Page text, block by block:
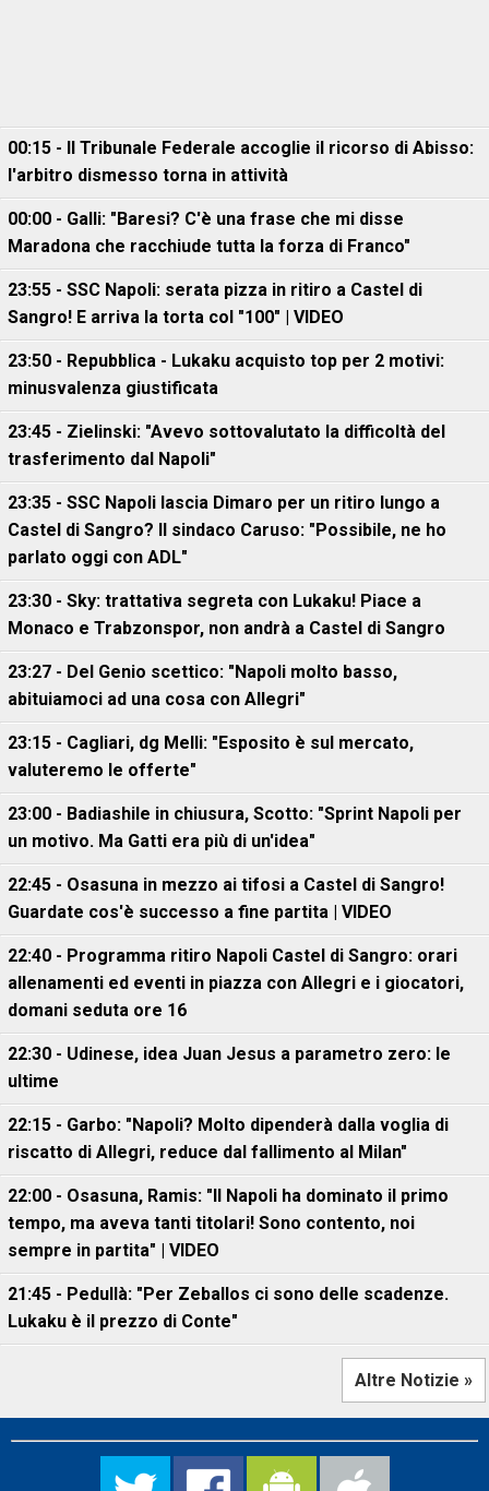
00:15 - Il Tribunale Federale accoglie il ricorso di Abisso:
l'arbitro dismesso torna in attività
00:00 - Galli: "Baresi? C'è una frase che mi disse
Maradona che racchiude tutta la forza di Franco"
23:55 - SSC Napoli: serata pizza in ritiro a Castel di
Sangro! E arriva la torta col "100" | VIDEO
23:50 - Repubblica - Lukaku acquisto top per 2 motivi:
minusvalenza giustificata
23:45 - Zielinski: "Avevo sottovalutato la difficoltà del
trasferimento dal Napoli"
23:35 - SSC Napoli lascia Dimaro per un ritiro lungo a
Castel di Sangro? Il sindaco Caruso: "Possibile, ne ho
parlato oggi con ADL"
23:30 - Sky: trattativa segreta con Lukaku! Piace a
Monaco e Trabzonspor, non andrà a Castel di Sangro
23:27 - Del Genio scettico: "Napoli molto basso,
abituiamoci ad una cosa con Allegri"
23:15 - Cagliari, dg Melli: "Esposito è sul mercato,
valuteremo le offerte"
23:00 - Badiashile in chiusura, Scotto: "Sprint Napoli per
un motivo. Ma Gatti era più di un'idea"
22:45 - Osasuna in mezzo ai tifosi a Castel di Sangro!
Guardate cos'è successo a fine partita | VIDEO
22:40 - Programma ritiro Napoli Castel di Sangro: orari
allenamenti ed eventi in piazza con Allegri e i giocatori,
domani seduta ore 16
22:30 - Udinese, idea Juan Jesus a parametro zero: le
ultime
22:15 - Garbo: "Napoli? Molto dipenderà dalla voglia di
riscatto di Allegri, reduce dal fallimento al Milan"
22:00 - Osasuna, Ramis: "Il Napoli ha dominato il primo
tempo, ma aveva tanti titolari! Sono contento, noi
sempre in partita" | VIDEO
21:45 - Pedullà: "Per Zeballos ci sono delle scadenze.
Lukaku è il prezzo di Conte"
Altre Notizie »